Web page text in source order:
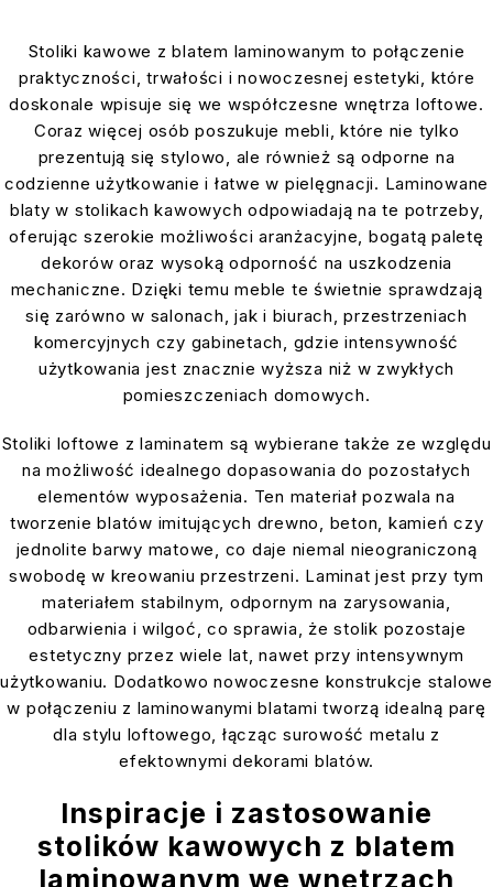
Stoliki kawowe z blatem laminowanym to połączenie
praktyczności, trwałości i nowoczesnej estetyki, które
doskonale wpisuje się we współczesne wnętrza loftowe.
Coraz więcej osób poszukuje mebli, które nie tylko
prezentują się stylowo, ale również są odporne na
codzienne użytkowanie i łatwe w pielęgnacji. Laminowane
blaty w stolikach kawowych odpowiadają na te potrzeby,
oferując szerokie możliwości aranżacyjne, bogatą paletę
dekorów oraz wysoką odporność na uszkodzenia
mechaniczne. Dzięki temu meble te świetnie sprawdzają
się zarówno w salonach, jak i biurach, przestrzeniach
komercyjnych czy gabinetach, gdzie intensywność
użytkowania jest znacznie wyższa niż w zwykłych
pomieszczeniach domowych.
Stoliki loftowe z laminatem są wybierane także ze względu
na możliwość idealnego dopasowania do pozostałych
elementów wyposażenia. Ten materiał pozwala na
tworzenie blatów imitujących drewno, beton, kamień czy
jednolite barwy matowe, co daje niemal nieograniczoną
swobodę w kreowaniu przestrzeni. Laminat jest przy tym
materiałem stabilnym, odpornym na zarysowania,
odbarwienia i wilgoć, co sprawia, że stolik pozostaje
estetyczny przez wiele lat, nawet przy intensywnym
użytkowaniu. Dodatkowo nowoczesne konstrukcje stalowe
w połączeniu z laminowanymi blatami tworzą idealną parę
dla stylu loftowego, łącząc surowość metalu z
efektownymi dekorami blatów.
Inspiracje i zastosowanie
stolików kawowych z blatem
laminowanym we wnętrzach